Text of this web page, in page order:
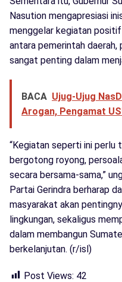
Nasution mengapresiasi
menggelar kegiatan
antara pemerintah
sangat penting dalam
BACA Ujug-Ujug
Arogan, Pengamat
“Kegiatan seperti ini perlu
bergotong royong,
secara bersama-sama,”
Partai Gerindra berharap
masyarakat akan
lingkungan, sekaligus
dalam membangun
berkelanjutan. (r/isl)
Post Views: 42